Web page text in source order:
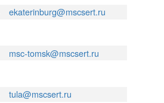
ekaterinburg@mscsert.ru
msc-tomsk@mscsert.ru
tula@mscsert.ru